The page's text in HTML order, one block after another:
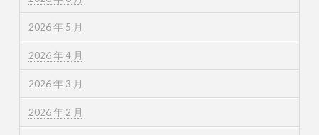
2026 年 5 月
2026 年 4 月
2026 年 3 月
2026 年 2 月